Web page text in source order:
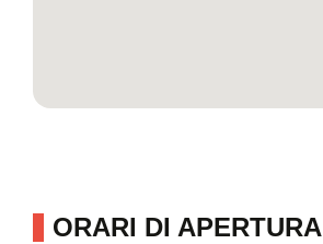
ORARI DI APERTURA